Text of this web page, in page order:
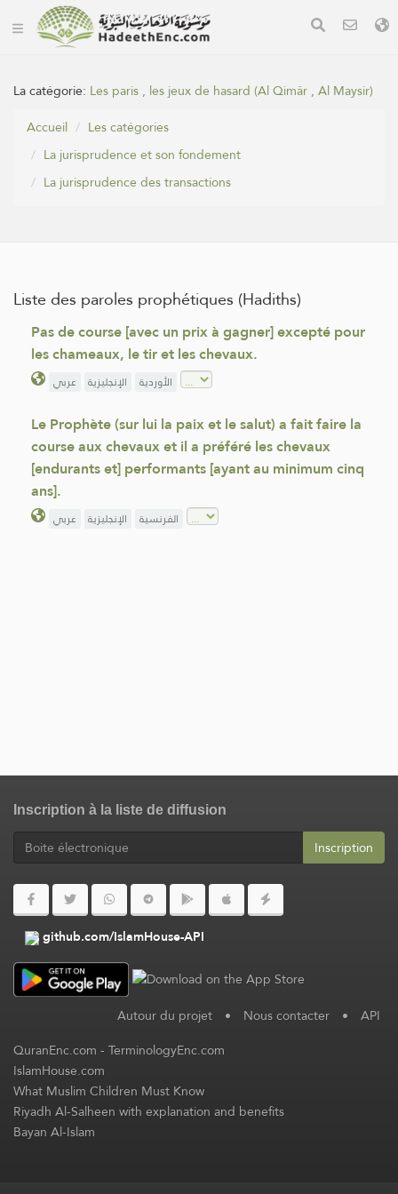
La catégorie: Les paris , les jeux de hasard (Al Qimâr , Al Maysir)
Accueil
Les catégories
La jurisprudence et son fondement
La jurisprudence des transactions
Liste des paroles prophétiques (Hadiths)
Pas de course [avec un prix à gagner] excepté pour
les chameaux, le tir et les chevaux.
عربي الإنجليزية الأوردية
Le Prophète (sur lui la paix et le salut) a fait faire la
course aux chevaux et il a préféré les chevaux
[endurants et] performants [ayant au minimum cinq
ans].
عربي الإنجليزية الفرنسية
Inscription à la liste de diffusion
Inscription
github.com/IslamHouse-API
Autour du projet • Nous contacter • API
QuranEnc.com-TerminologyEnc.com
IslamHouse.com
What Muslim Children Must Know
Riyadh Al-Salheen with explanation and benefits
Bayan Al-Islam